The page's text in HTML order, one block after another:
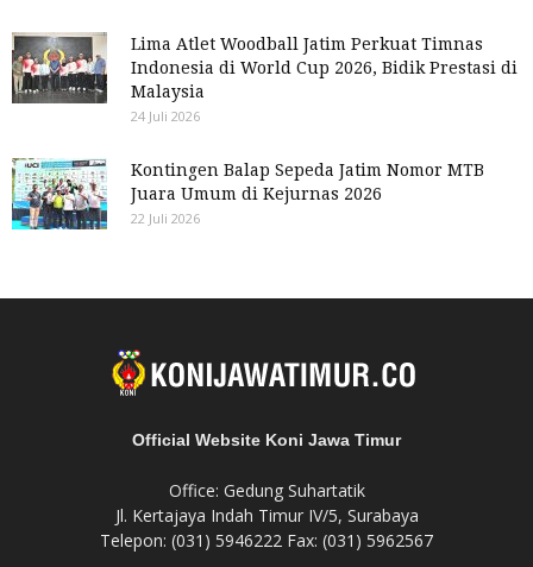
Lima Atlet Woodball Jatim Perkuat Timnas
Indonesia di World Cup 2026, Bidik Prestasi di
Malaysia
24 Juli 2026
Kontingen Balap Sepeda Jatim Nomor MTB
Juara Umum di Kejurnas 2026
22 Juli 2026
Official Website Koni Jawa Timur
Office: Gedung Suhartatik
Jl. Kertajaya Indah Timur IV/5, Surabaya
Telepon: (031) 5946222 Fax: (031) 5962567